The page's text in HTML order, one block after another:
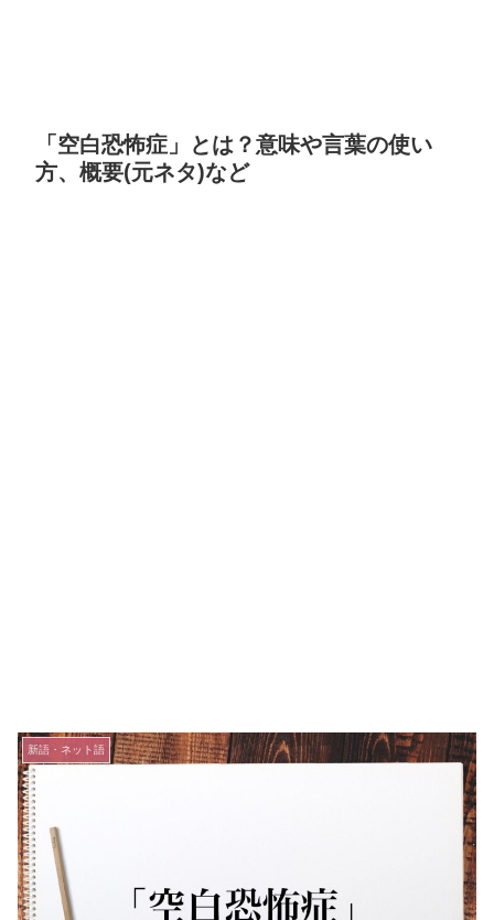
「空白恐怖症」とは？意味や言葉の使い
方、概要(元ネタ)など
新語・ネット語